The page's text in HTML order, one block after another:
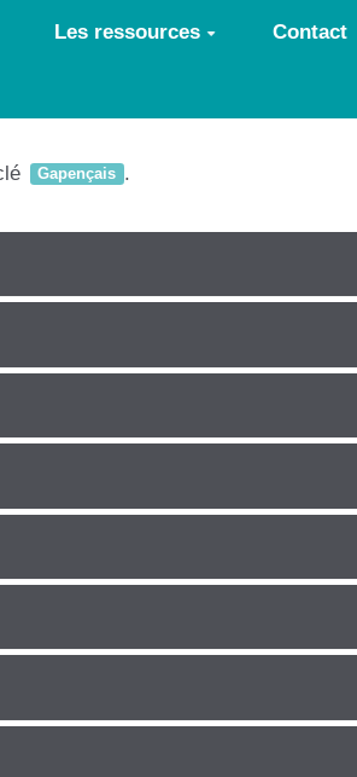
Les ressources Contact
Gapençais .